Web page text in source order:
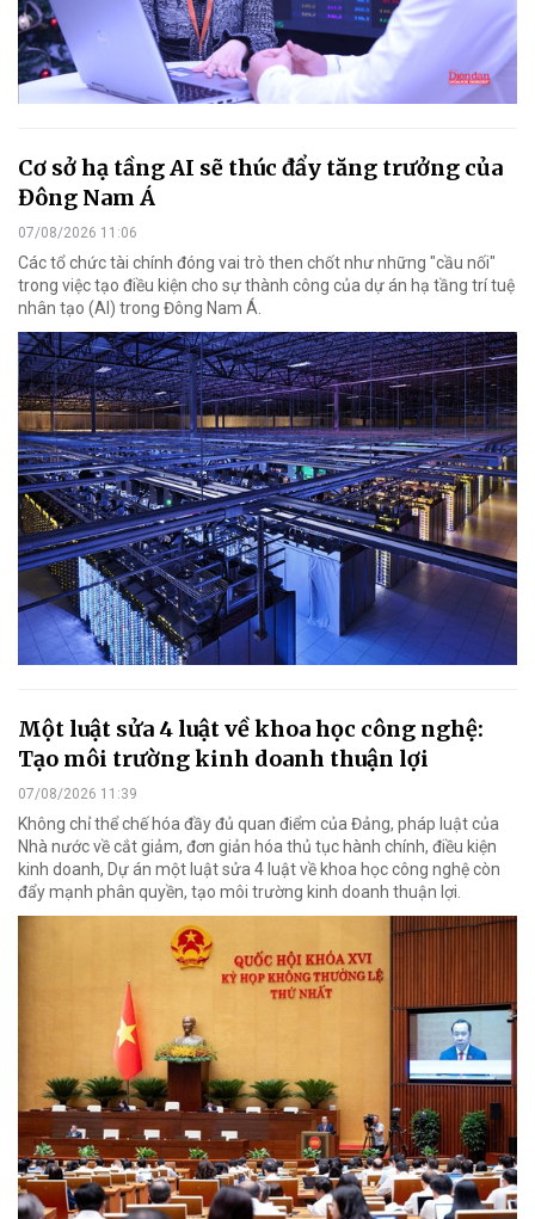
Cơ sở hạ tầng AI sẽ thúc đẩy tăng trưởng của
Đông Nam Á
07/08/2026 11:06
Các tổ chức tài chính đóng vai trò then chốt như những "cầu nối"
trong việc tạo điều kiện cho sự thành công của dự án hạ tầng trí tuệ
nhân tạo (AI) trong Đông Nam Á.
Một luật sửa 4 luật về khoa học công nghệ:
Tạo môi trường kinh doanh thuận lợi
07/08/2026 11:39
Không chỉ thể chế hóa đầy đủ quan điểm của Đảng, pháp luật của
Nhà nước về cắt giảm, đơn giản hóa thủ tục hành chính, điều kiện
kinh doanh, Dự án một luật sửa 4 luật về khoa học công nghệ còn
đẩy mạnh phân quyền, tạo môi trường kinh doanh thuận lợi.